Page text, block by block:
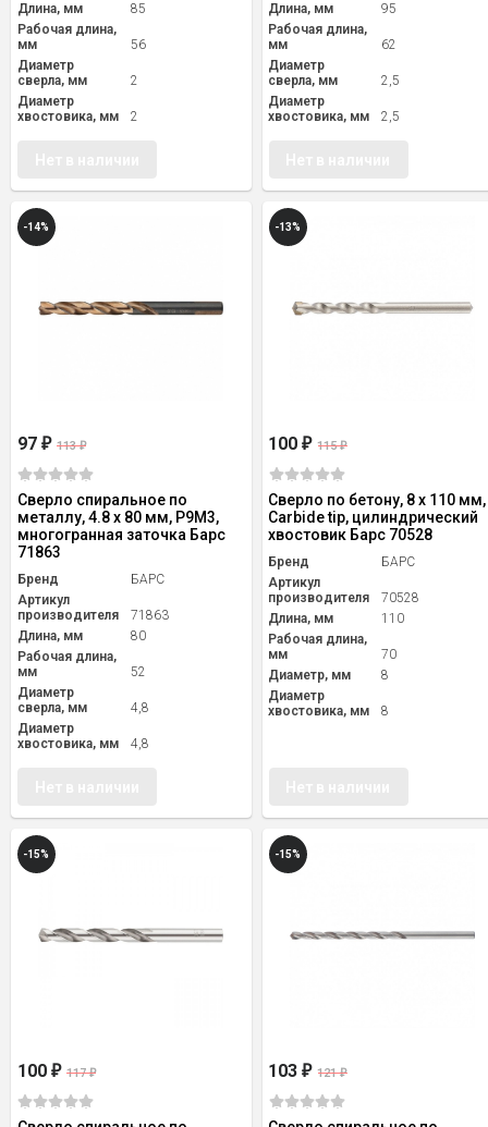
Длина, мм
85
Рабочая длина,
мм
56
Диаметр
сверла, мм
2
Диаметр
хвостовика, мм
2
Длина, мм
95
Рабочая длина,
мм
62
Диаметр
сверла, мм
2,5
Диаметр
хвостовика, мм
2,5
-14%
97 ₽ 113₽
Сверло спиральное по
металлу, 4.8 x 80 мм, Р9М3,
многогранная заточка Барс
71863
Бренд
БАРС
Артикул
производителя
71863
Длина, мм
80
Рабочая длина,
мм
52
Диаметр
сверла, мм
4,8
Диаметр
хвостовика, мм
4,8
-13%
100₽ 115₽
Сверло по бетону, 8 х 110 мм,
Carbide tip, цилиндрический
хвостовик Барс 70528
Бренд
БАРС
Артикул
производителя
70528
Длина, мм
110
Рабочая длина,
мм
70
Диаметр, мм
8
Диаметр
хвостовика, мм
8
-15%
100 ₽ 117₽
-15%
103₽ 121₽